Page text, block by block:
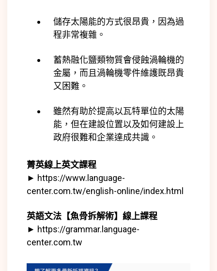
儲存太陽能的方式很昂貴，因為過
程非常複雜。
蓄熱融化鹽類物質會侵蝕渦輪機的
金屬，而且渦輪機零件維護既昂貴
又困難。
雖然有助於提高以瓦特單位的太陽
能，但在建設位置以及如何建設上
政府很難和企業達成共識。
菁英線上英文課程
► https://www.language-
center.com.tw/english-online/index.html
英語文法【魚骨拆解術】線上課程
► https://grammar.language-
center.com.tw